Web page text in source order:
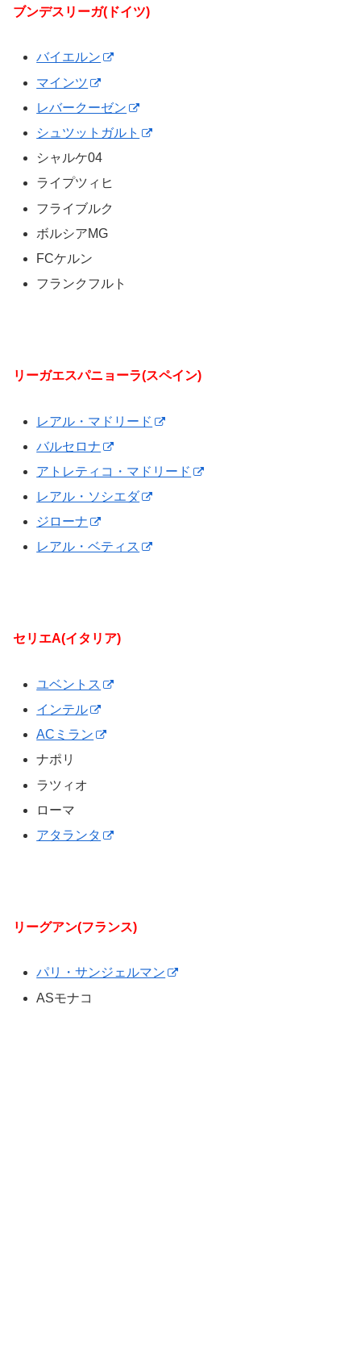
ブンデスリーガ(ドイツ)
バイエルン
マインツ
レバークーゼン
シュツットガルト
シャルケ04
ライプツィヒ
フライブルク
ボルシアMG
FCケルン
フランクフルト
リーガエスパニョーラ(スペイン)
レアル・マドリード
バルセロナ
アトレティコ・マドリード
レアル・ソシエダ
ジローナ
レアル・ベティス
セリエA(イタリア)
ユベントス
インテル
ACミラン
ナポリ
ラツィオ
ローマ
アタランタ
リーグアン(フランス)
パリ・サンジェルマン
ASモナコ